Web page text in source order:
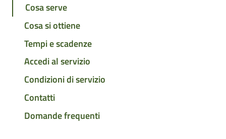
Cosa serve
Cosa si ottiene
Tempi e scadenze
Accedi al servizio
Condizioni di servizio
Contatti
Domande frequenti